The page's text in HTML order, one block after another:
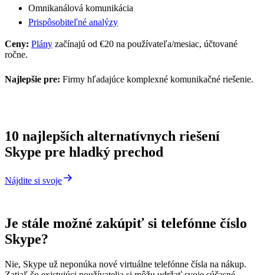
Omnikanálová komunikácia
Prispôsobiteľné analýzy
Ceny: Plány začínajú od €20 na používateľa/mesiac, účtované
ročne.
Najlepšie pre: Firmy hľadajúce komplexné komunikačné riešenie.
10 najlepších alternatívnych riešení
Skype pre hladký prechod
Nájdite si svoje
Je stále možné zakúpiť si telefónne číslo
Skype?
Nie, Skype už neponúka nové virtuálne telefónne čísla na nákup.